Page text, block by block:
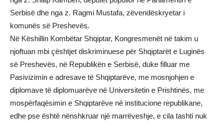
Serbisë dhe nga z. Ragmi Mustafa, zëvendëskryetar i
komunës së Preshevës.
Në Këshillin Kombëtar Shqiptar, Kongresmenët në takim u
njoftuan mbi çështjet diskriminuese për Shqiptarët e Luginës
së Preshevës, në Republikën e Serbisë, duke filluar me
Pasivizimin e adresave të Shqiptarëve, me mosnjohjen e
diplomave të diplomuarëve në Universitetin e Prishtinës, me
mospërfaqësimin e Shqiptarëve në institucione republikane,
edhe pse është nënshkruar një marrëveshje, e cila tashti nuk